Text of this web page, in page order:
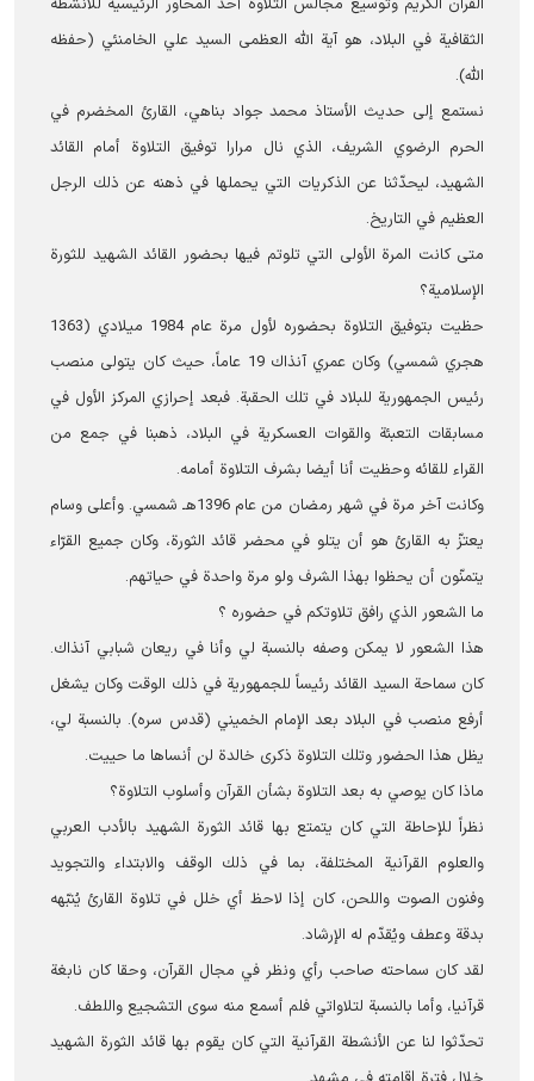
القرآن الكريم وتوسيع مجالس التلاوة أحد المحاور الرئيسية للأنشطة
الثقافية في البلاد، هو آية الله العظمى السيد علي الخامنئي (حفظه
الله).
نستمع إلى حديث الأستاذ محمد جواد بناهي، القارئ المخضرم في
الحرم الرضوي الشریف، الذي نال مرارا توفيق التلاوة أمام القائد
الشهید، ليحدّثنا عن الذكريات التي يحملها في ذهنه عن ذلك الرجل
العظيم في التاريخ.
متى كانت المرة الأولى التي تلوتم فيها بحضور القائد الشهيد للثورة
الإسلامية؟
حظیت بتوفیق التلاوة بحضوره لأول مرة عام 1984 ميلادي (1363
هجري شمسي) وكان عمري آنذاك 19 عاماً، حيث كان يتولى منصب
رئيس الجمهورية للبلاد في تلك الحقبة. فبعد إحرازي المركز الأول في
مسابقات التعبئة والقوات العسكرية في البلاد، ذهبنا في جمع من
القراء للقائه وحظيت أنا أيضا بشرف التلاوة أمامه.
وكانت آخر مرة في شهر رمضان من عام 1396هـ شمسي. وأعلى وسام
يعتزّ به القارئ هو أن يتلو في محضر قائد الثورة، وكان جميع القرّاء
يتمنّون أن يحظوا بهذا الشرف ولو مرة واحدة في حياتهم.
ما الشعور الذي رافق تلاوتكم في حضوره ؟
هذا الشعور لا يمكن وصفه بالنسبة لي وأنا في ريعان شبابي آنذاك.
كان سماحة السيد القائد رئيساً للجمهورية في ذلك الوقت وكان يشغل
أرفع منصب في البلاد بعد الإمام الخميني (قدس سره). بالنسبة لي،
يظل هذا الحضور وتلك التلاوة ذكرى خالدة لن أنساها ما حييت.
ماذا كان يوصي به بعد التلاوة بشأن القرآن وأسلوب التلاوة؟
نظراً للإحاطة التي كان يتمتع بها قائد الثورة الشهيد بالأدب العربي
والعلوم القرآنية المختلفة، بما في ذلك الوقف والابتداء والتجويد
وفنون الصوت واللحن، كان إذا لاحظ أي خلل في تلاوة القارئ يُنبّهه
بدقة وعطف ويُقدّم له الإرشاد.
لقد كان سماحته صاحب رأي ونظر في مجال القرآن، وحقا كان نابغة
قرآنيا، وأما بالنسبة لتلاواتي فلم أسمع منه سوى التشجيع واللطف.
تحدّثوا لنا عن الأنشطة القرآنية التي كان يقوم بها قائد الثورة الشهید